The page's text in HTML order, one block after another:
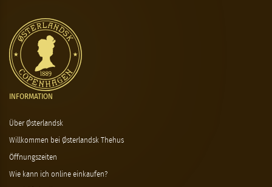
INFORMATION
Über Østerlandsk
Willkommen bei Østerlandsk Thehus
Öffnungszeiten
Wie kann ich online einkaufen?